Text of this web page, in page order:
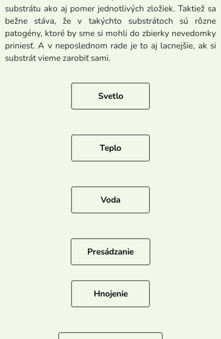
substrátu ako aj pomer jednotlivých zložiek. Taktiež sa
bežne stáva, že v takýchto substrátoch sú rôzne
patogény, ktoré by sme si mohli do zbierky nevedomky
priniesť. A v neposlednom rade je to aj lacnejšie, ak si
substrát vieme zarobiť sami.
Svetlo
Teplo
Voda
Presádzanie
Hnojenie